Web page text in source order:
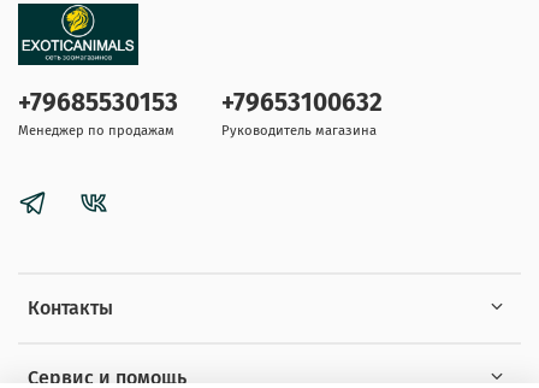
Контакты
Сервис и помощь
+79685530153
Менеджер по продажам
+79653100632
Руководитель магазина